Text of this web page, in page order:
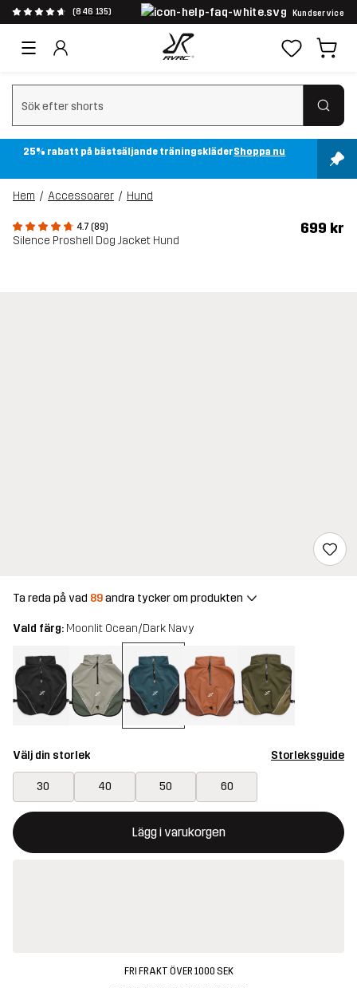
(846 135) Kundservice
Rensa sök
25% rabatt på bästsäljande träningskläderShoppa nu
Hem Accessoarer Hund
4.7 (89)
Silence Proshell Dog Jacket Hund
699 kr
Ta reda på vad 89andra tycker om produkten
Vald färg: Moonlit Ocean/Dark Navy
Välj din storlek Storleksguide
30 40 50 60
Lägg i varukorgen
Denna knapp kommer att öppna en modal som bekräftar en ny
{{size}} inte tillgänglig
FRI FRAKT ÖVER 1000 SEK